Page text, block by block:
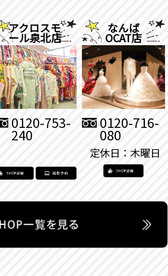
アクロスモ
ール泉北店
0120-753-
240
なんば
OCAT店
0120-716-
080
定休日：木曜日